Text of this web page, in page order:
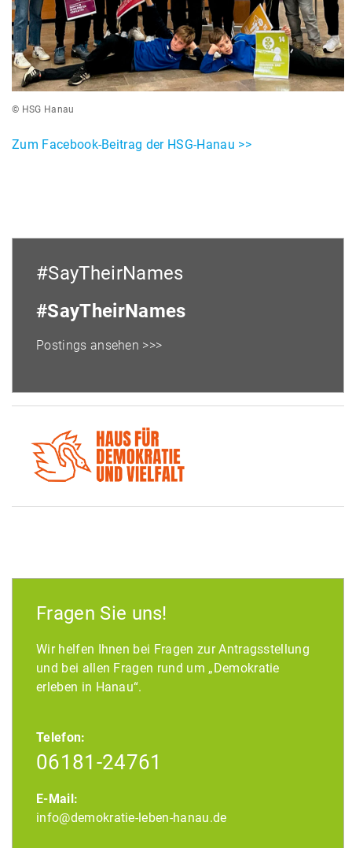
© HSG Hanau
Zum Facebook-Beitrag der HSG-Hanau >>
#SayTheirNames
#SayTheirNames
Postings ansehen >>>
Fragen Sie uns!
Wir helfen Ihnen bei Fragen zur Antragsstellung
und bei allen Fragen rund um „Demokratie
erleben in Hanau“.
Telefon:
06181-24761
E-Mail:
info@demokratie-leben-hanau.de